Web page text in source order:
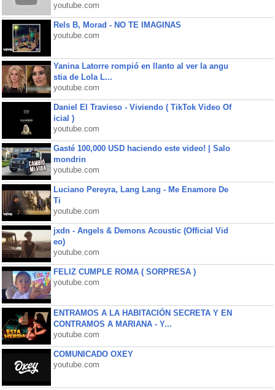
youtube.com
Rels B, Morad - NO TE IMAGINAS
youtube.com
Yanina Latorre rompió en llanto al ver la angu
stia de Lola L...
youtube.com
Daniel El Travieso - Viviendo ( TikTok Video Of
icial )
youtube.com
Gasté 100,000 USD haciendo este video! | Salo
mondrin
youtube.com
Luciano Pereyra, Lang Lang - Me Enamore De
Ti
youtube.com
jxdn - Angels & Demons Acoustic (Official Vid
eo)
youtube.com
FELIZ CUMPLE ROMA ( SORPRESA )
youtube.com
ENTRAMOS A LA HABITACIÓN SECRETA Y EN
CONTRAMOS A MARIANA - Y...
youtube.com
COMUNICADO OXEY
youtube.com